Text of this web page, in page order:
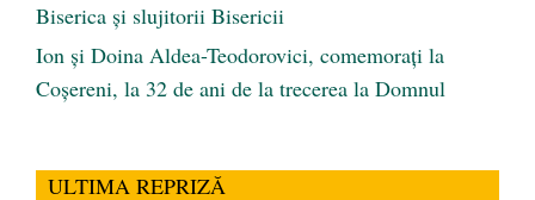
Biserica și slujitorii Bisericii
Ion și Doina Aldea-Teodorovici, comemorați la
Coșereni, la 32 de ani de la trecerea la Domnul
ULTIMA REPRIZĂ